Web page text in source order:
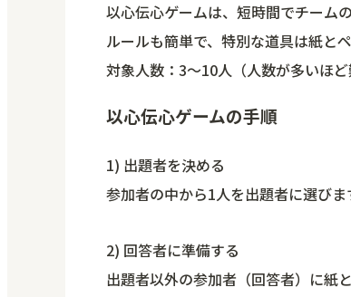
以心伝心ゲームは、短時間でチーム
ルールも簡単で、特別な道具は紙と
対象人数：3～10人（人数が多いほ
以心伝心ゲームの手順
1) 出題者を決める
参加者の中から1人を出題者に選びま
2) 回答者に準備する
出題者以外の参加者（回答者）に紙